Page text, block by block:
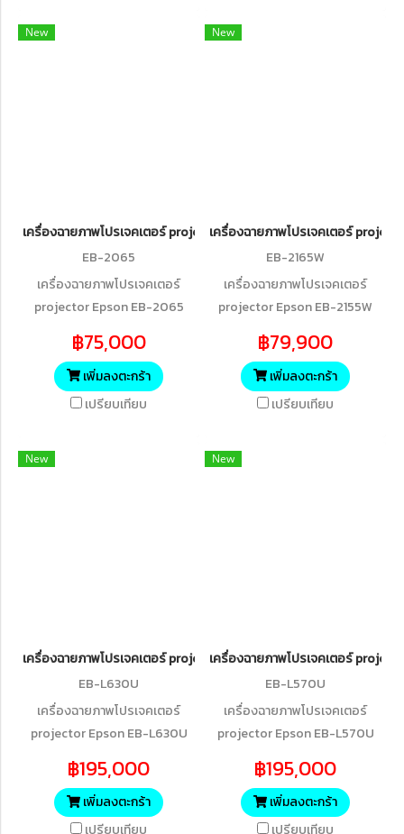
New
เครื่องฉายภาพโปรเจคเตอร์ projector Epson EB-2065 XGA 3LCD
EB-2065
เครื่องฉายภาพโปรเจคเตอร์
projector Epson EB-2065
XGA 3LCD Projector
฿75,000
เพิ่มลงตะกร้า
เปรียบเทียบ
New
เครื่องฉายภาพโปรเจคเตอร์
EB-2165W
เครื่องฉายภาพโปรเจคเตอร์
projector Epson EB-2155W
WXGA 3LCD Projector (5,000
lumens)
฿79,900
เพิ่มลงตะกร้า
เปรียบเทียบ
New
เครื่องฉายภาพโปรเจคเตอร์ projector Epson EB-L630U Wireless
EB-L630U
เครื่องฉายภาพโปรเจคเตอร์
projector Epson EB-L630U
Projector (6,200 lumens)
฿195,000
เพิ่มลงตะกร้า
เปรียบเทียบ
New
เครื่องฉายภาพโปรเจคเตอร์
EB-L570U
เครื่องฉายภาพโปรเจคเตอร์
projector Epson EB-L570U
Enhancement (5,200 lumens)
฿195,000
เพิ่มลงตะกร้า
เปรียบเทียบ